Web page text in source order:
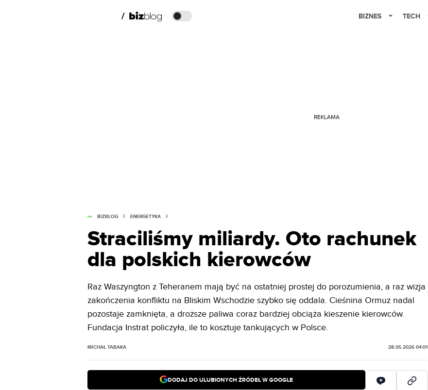
BIZNES TECH
REKLAMA
BIZBLOG ENERGETYKA
Straciliśmy miliardy. Oto rachunek
dla polskich kierowców
Raz Waszyngton z Teheranem mają być na ostatniej prostej do porozumienia, a raz wizja
zakończenia konfliktu na Bliskim Wschodzie szybko się oddala. Cieśnina Ormuz nadal
pozostaje zamknięta, a droższe paliwa coraz bardziej obciąża kieszenie kierowców.
Fundacja Instrat policzyła, ile to kosztuje tankujących w Polsce.
MICHAŁ TABAKA 28.05.2026 04:01
DODAJ DO ULUBIONYCH ŹRÓDEŁ W GOOGLE